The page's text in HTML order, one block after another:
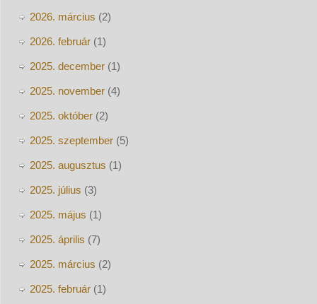
2026. március (2)
2026. február(1)
2025. december(1)
2025. november(4)
2025. október(2)
2025. szeptember(5)
2025. augusztus (1)
2025. július (3)
2025. május (1)
2025. április (7)
2025. március (2)
2025. február(1)